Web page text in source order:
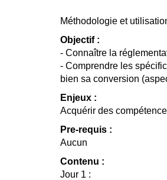
Méthodologie et
Objectif :
- Connaître la
- Comprendre les
bien sa conversion
Enjeux :
Acquérir des
Pre-requis :
Aucun
Contenu :
Jour 1 :